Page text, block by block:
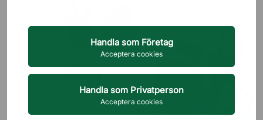
Handla som Företag
Acceptera cookies
Handla som Privatperson
Acceptera cookies
Nyast först